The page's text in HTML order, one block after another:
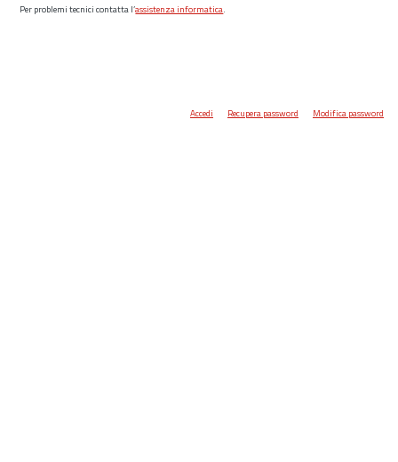
Per problemi tecnici contatta l’assistenza informatica.
Accedi Recupera password Modifica password